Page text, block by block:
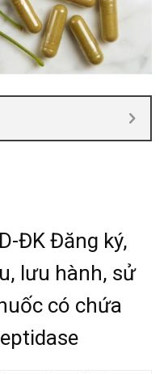
ĐK Đăng ký,
lưu hành, sử
có chứa